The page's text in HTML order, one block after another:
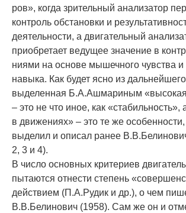
ров», когда зрительный ана­лизатор
контроль обстанов­ки и
деятельности, а двига­тельный
приобретает ведущее зна­чение в
ниями на основе мышечного чувства и
навыка. Как бу­дет ясно из
выделен­ная Б.А.Ашмариным «высокая
– это не что иное, как «стабильность»,
в движениях» – это те же
выделил и описал ранее
2, 3 и 4).
В число основных критериев
пытаются отнести степень
действием (П.А.Рудик и др.), о чем
В.В.Белинович (1958). Сам же он и